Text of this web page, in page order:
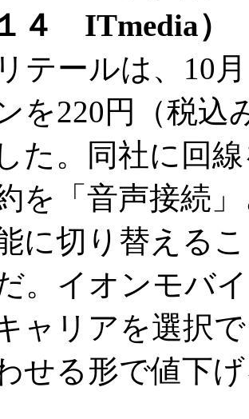
４ ITmedia）
テールは、10
を220円（税込
た。同社に回
を「音声接続
に切り替える
。イオンモバ
ャリアを選択
せる形で値下